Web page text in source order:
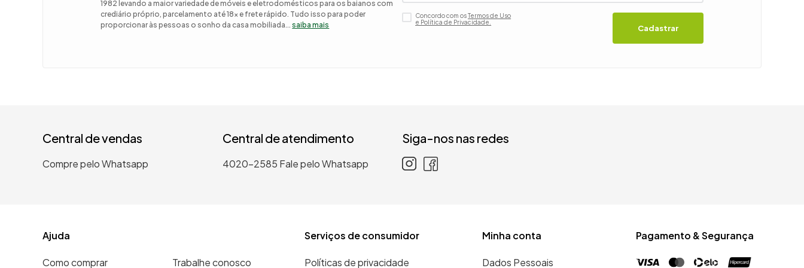
1982 levando a maior variedade de móveis e eletrodomésticos para os baianos com
crediário próprio, parcelamento até 18x e frete rápido. Tudo isso para poder
proporcionar às pessoas o sonho da casa mobiliada...saiba mais
Concordo com osTermos de Uso
e Política de Privacidade.
Cadastrar
Central de vendas
Compre pelo Whatsapp
Central de atendimento
4020-2585 Fale pelo Whatsapp
Siga-nos nas redes
Ajuda
Como comprar Trabalhe conosco
Serviços de consumidor
Políticas de privacidade
Minha conta
Dados Pessoais
Pagamento & Segurança
9º
guarda roupa casal